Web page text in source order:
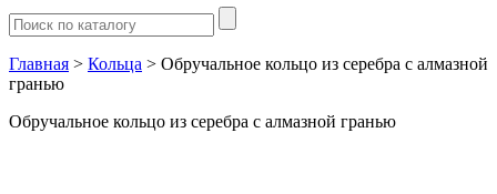
Главная > Кольца > Обручальное кольцо из серебра с алмазной
гранью
Обручальное кольцо из серебра с алмазной гранью